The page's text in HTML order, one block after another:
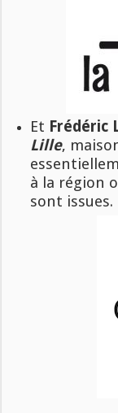
Et Frédéric
Lille,
à la région
sont issues.